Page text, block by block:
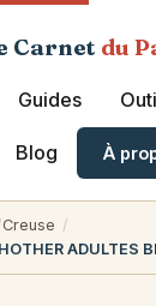
Carnet du
Guides
Blog À
Creuse
ADULTES